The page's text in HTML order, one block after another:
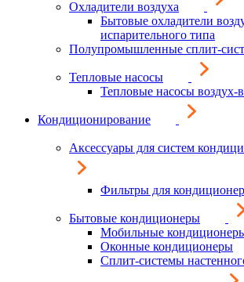
Охладители воздуха
Бытовые охладители
испарительного типа
Полупромышленные сплит-
Тепловые насосы
Тепловые насосы воздух-
Кондиционирование
Аксессуары для систем
Фильтры для
Бытовые кондиционеры
Мобильные
Оконные кондиционеры
Сплит-системы